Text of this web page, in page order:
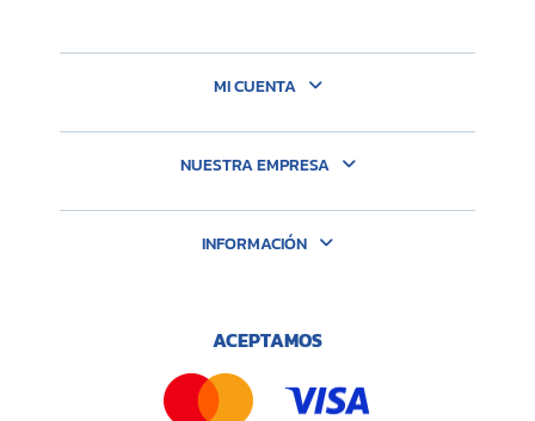
MI CUENTA
NUESTRA EMPRESA
INFORMACIÓN
ACEPTAMOS